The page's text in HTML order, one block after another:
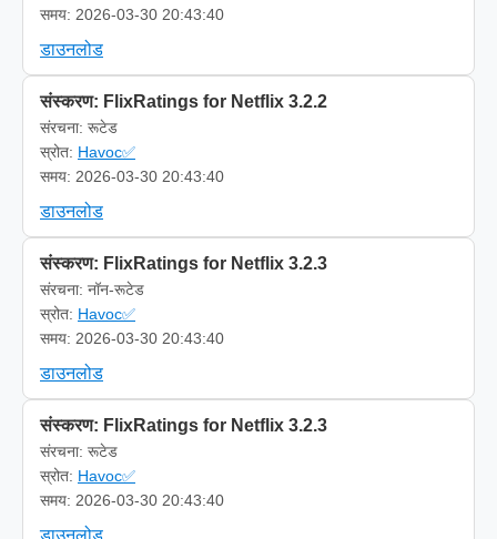
समय: 2026-03-30 20:43:40
डाउनलोड
संस्करण: FlixRatings for Netflix 3.2.2
संरचना: रूटेड
स्रोत: Havoc✅
समय: 2026-03-30 20:43:40
डाउनलोड
संस्करण: FlixRatings for Netflix 3.2.3
संरचना: नॉन-रूटेड
स्रोत: Havoc✅
समय: 2026-03-30 20:43:40
डाउनलोड
संस्करण: FlixRatings for Netflix 3.2.3
संरचना: रूटेड
स्रोत: Havoc✅
समय: 2026-03-30 20:43:40
डाउनलोड